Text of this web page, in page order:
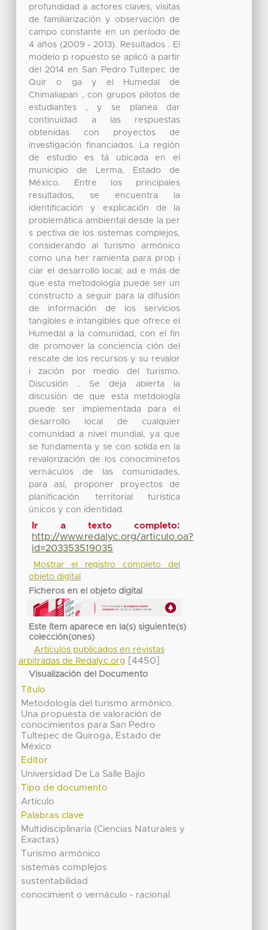
profundidad a actores claves, visitas
de familiarización y observación de
campo constante en un período de
4 años (2009 - 2013). Resultados . El
modelo p ropuesto se aplicó a partir
del 2014 en San Pedro Tultepec de
Quir o ga y el Humedal de
Chimaliapan , con grupos pilotos de
estudiantes , y se planea dar
continuidad a las respuestas
obtenidas con proyectos de
investigación financiados. La región
de estudio es tá ubicada en el
municipio de Lerma, Estado de
México. Entre los principales
resultados, se encuentra la
identificación y explicación de la
problemática ambiental desde la per
s pectiva de los sistemas complejos,
considerando al turismo armónico
como una her ramienta para prop i
ciar el desarrollo local; ad e más de
que esta metodología puede ser un
constructo a seguir para la difusión
de información de los servicios
tangibles e intangibles que ofrece el
Humedal a la comunidad, con el fin
de promover la conciencia ción del
rescate de los recursos y su revalor
i zación por medio del turismo.
Discusión . Se deja abierta la
discusión de que esta metdología
puede ser implementada para el
desarrollo local de cualquier
comunidad a nivel mundial, ya que
se fundamenta y se con solida en la
revalorización de los conociminetos
vernáculos de las comunidades,
para así, proponer proyectos de
planificación territorial turística
únicos y con identidad.
Ir a texto completo:
http://www.redalyc.org/articulo.oa?
id=203353519035
Mostrar el registro completo del
objeto digital
Ficheros en el objeto digital
Este ítem aparece en la(s) siguiente(s)
colección(ones)
Artículos publicados en revistas
arbitradas de Redalyc.org
[4450]
Visualización del Documento
Título
Metodología del turismo armónico.
Una propuesta de valoración de
conocimientos para San Pedro
Tultepec de Quiroga, Estado de
México
Editor
Universidad De La Salle Bajío
Tipo de documento
Artículo
Palabras clave
Multidisciplinaria (Ciencias Naturales y
Exactas)
Turismo armónico
sistemas complejos
sustentabilidad
conocimient o vernáculo - racional